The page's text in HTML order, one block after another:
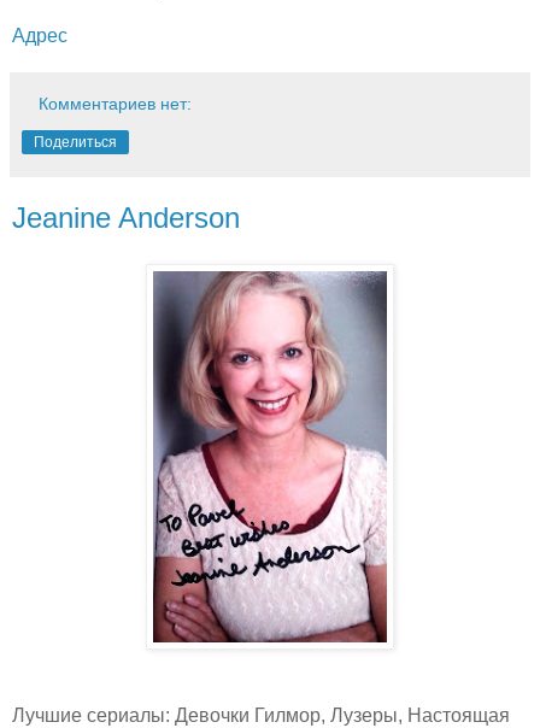
Адрес
Комментариев нет:
Поделиться
Jeanine Anderson
Лучшие сериалы: Девочки Гилмор, Лузеры, Настоящая